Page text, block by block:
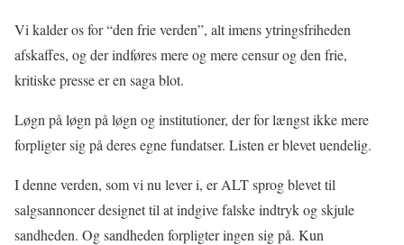
Vi kalder os for “den frie verden”, alt imens ytringsfriheden
afskaffes, og der indføres mere og mere censur og den frie,
kritiske presse er en saga blot.
Løgn på løgn på løgn og institutioner, der for længst ikke mere
forpligter sig på deres egne fundatser. Listen er blevet uendelig.
I denne verden, som vi nu lever i, er ALT sprog blevet til
salgsannoncer designet til at indgive falske indtryk og skjule
sandheden. Og sandheden forpligter ingen sig på. Kun